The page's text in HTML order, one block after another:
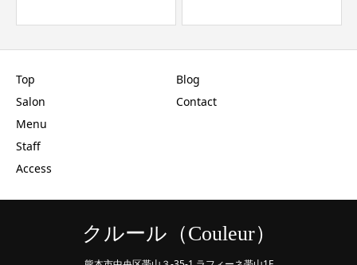
Top
Salon
Menu
Staff
Access
Blog
Contact
クルール（Couleur）